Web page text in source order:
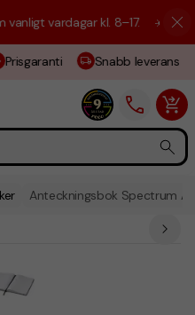
vardagar kl. 8–17. ☀️ Vi är
Snabb leverans
Anteckningsbok Spectrum